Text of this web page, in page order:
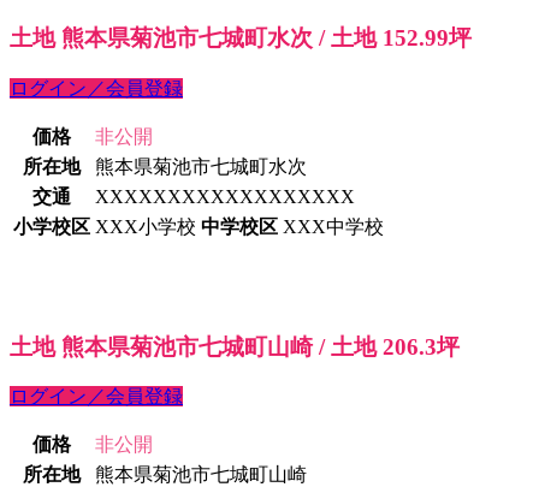
土地 熊本県菊池市七城町水次 / 土地 152.99坪
ログイン／会員登録
価格
非公開
所在地
熊本県菊池市七城町水次
交通
XXXXXXXXXXXXXXXXXX
小学校区 XXX小学校 中学校区 XXX中学校
土地 熊本県菊池市七城町山崎 / 土地 206.3坪
ログイン／会員登録
価格
非公開
所在地
熊本県菊池市七城町山崎